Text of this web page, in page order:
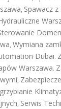
, Spawacz
, Wymiana
Dubai.
Warszawa.
,
, Serwis